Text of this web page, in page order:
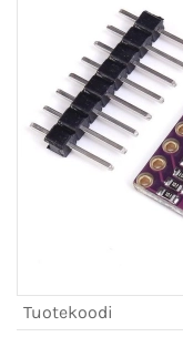
Tuotekoodi